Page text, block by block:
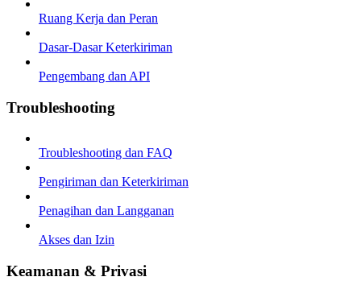
Ruang Kerja dan Peran
Dasar-Dasar Keterkiriman
Pengembang dan API
Troubleshooting
Troubleshooting dan FAQ
Pengiriman dan Keterkiriman
Penagihan dan Langganan
Akses dan Izin
Keamanan & Privasi